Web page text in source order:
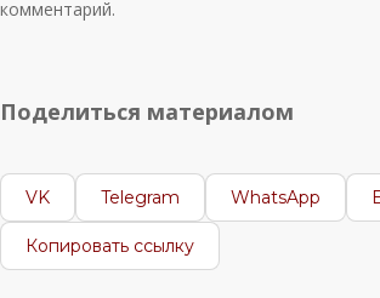
комментарий.
Поделиться материалом
VK Telegram WhatsApp
Копировать ссылку